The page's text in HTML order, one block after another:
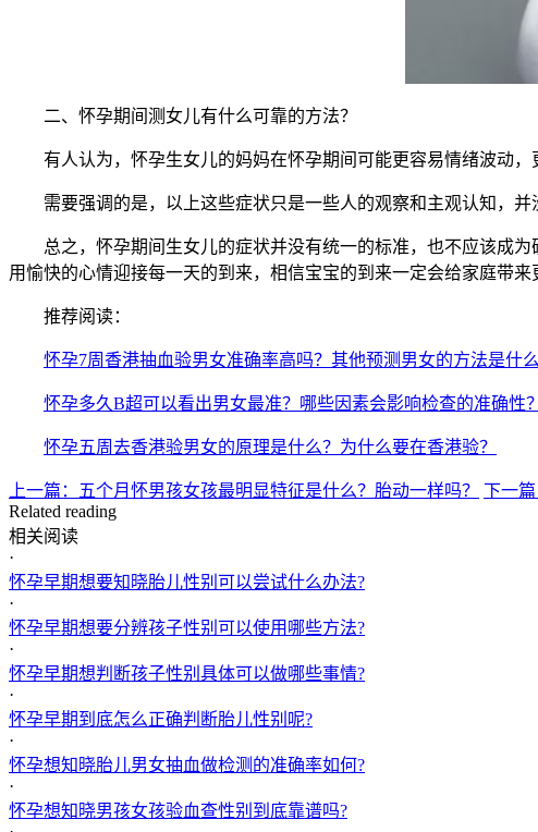
二、怀孕期间测女儿有什么可靠的方法？
有人认为，怀孕生女儿的妈妈在怀孕期间可能更容易情绪波动，
需要强调的是，以上这些症状只是一些人的观察和主观认知，并
总之，怀孕期间生女儿的症状并没有统一的标准，也不应该成为
用愉快的心情迎接每一天的到来，相信宝宝的到来一定会给家庭带来
推荐阅读：
怀孕7周香港抽血验男女准确率高吗？其他预测男女的方法是什么
怀孕多久B超可以看出男女最准？哪些因素会影响检查的准确性？
怀孕五周去香港验男女的原理是什么？为什么要在香港验？
上一篇：五个月怀男孩女孩最明显特征是什么？胎动一样吗？
下一
Related reading
相关阅读
·
怀孕早期想要知晓胎儿性别可以尝试什么办法?
·
怀孕早期想要分辨孩子性别可以使用哪些方法?
·
怀孕早期想判断孩子性别具体可以做哪些事情?
·
怀孕早期到底怎么正确判断胎儿性别呢?
·
怀孕想知晓胎儿男女抽血做检测的准确率如何?
·
怀孕想知晓男孩女孩验血查性别到底靠谱吗?